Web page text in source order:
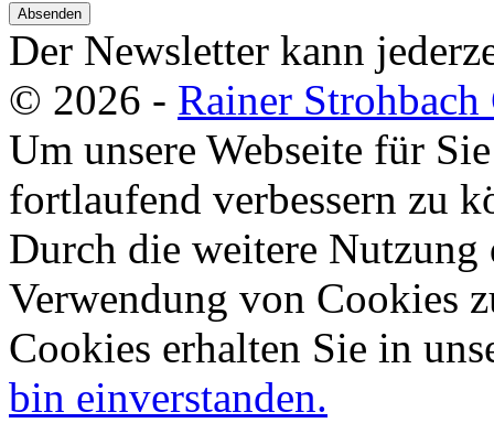
Absenden
Der Newsletter kann
© 2026 - Rainer
Um unsere Webseite für
fortlaufend verbessern zu
Durch die weitere Nutzung
Verwendung von Cookies
Cookies erhalten Sie in
bin einverstanden.